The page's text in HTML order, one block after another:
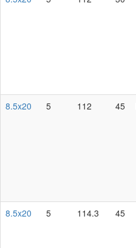
8.5x20 5 112 45
8.5x20 5 114.3 45